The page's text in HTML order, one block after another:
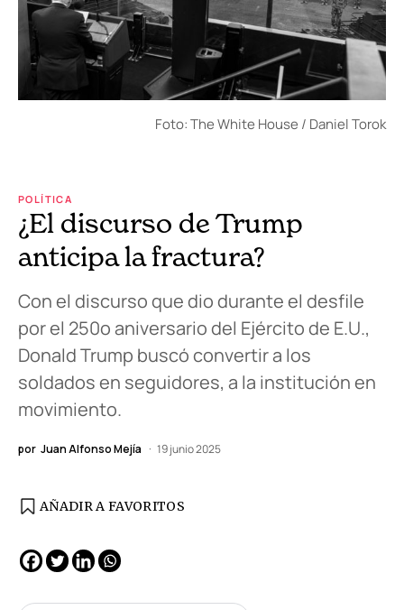
Foto: The White House / Daniel Torok
POLÍTICA
¿El discurso de Trump
anticipa la fractura?
Con el discurso que dio durante el desfile
por el 250º aniversario del Ejército de E.U.,
Donald Trump buscó convertir a los
soldados en seguidores, a la institución en
movimiento.
por Juan Alfonso Mejía 19 junio 2025
AÑADIR A FAVORITOS